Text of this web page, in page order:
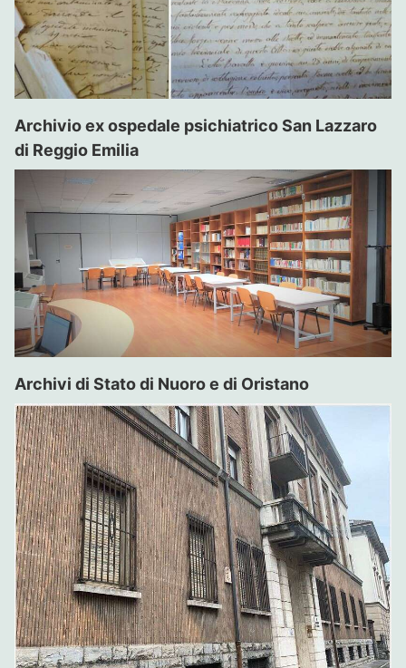
Archivio ex ospedale psichiatrico San Lazzaro
di Reggio Emilia
Archivi di Stato di Nuoro e di Oristano